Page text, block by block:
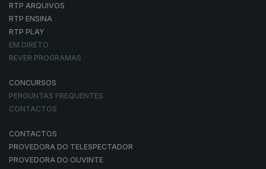
RTP ARQUIVOS
RTP ENSINA
RTP PLAY
EM DIRETO
REVER PROGRAMAS
CONCURSOS
PERGUNTAS FREQUENTES
CONTACTOS
CONTACTOS
PROVEDORA DO TELESPECTADOR
PROVEDORA DO OUVINTE